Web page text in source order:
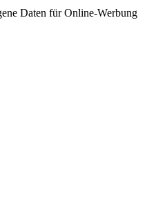
Daten für Online-Werbung